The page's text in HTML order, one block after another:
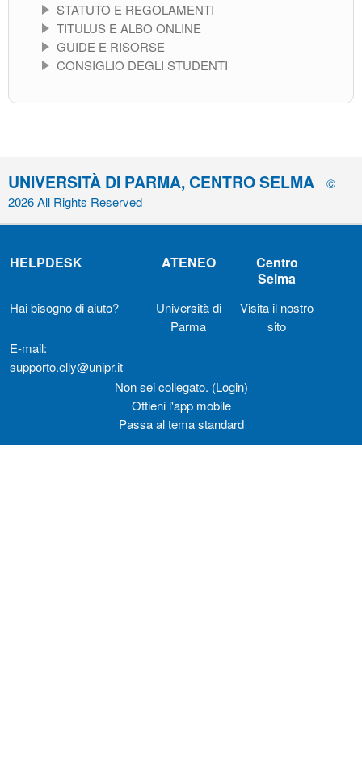
STATUTO E REGOLAMENTI
TITULUS E ALBO ONLINE
GUIDE E RISORSE
CONSIGLIO DEGLI STUDENTI
UNIVERSITÀ DI PARMA, CENTRO SELMA
©
2026 All Rights Reserved
HELPDESK ATENEO
Centro
Selma
Hai bisogno di aiuto?
Università di
Parma
Visita il nostro
sito
E-mail:
supporto.elly@unipr.it
Non sei collegato. (Login)
Ottieni l'app mobile
Passa al tema standard